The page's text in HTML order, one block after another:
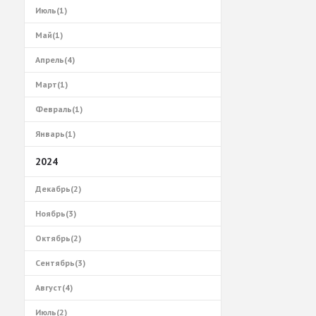
Июль(1)
Май(1)
Апрель(4)
Март(1)
Февраль(1)
Январь(1)
2024
Декабрь(2)
Ноябрь(3)
Октябрь(2)
Сентябрь(3)
Август(4)
Июль(2)